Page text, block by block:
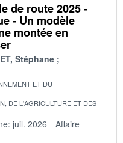
de route 2025 -
- Un modèle
montée en
Stéphane
ET DU
DE L'AGRICULTURE ET DES
juil. 2026
Affaire